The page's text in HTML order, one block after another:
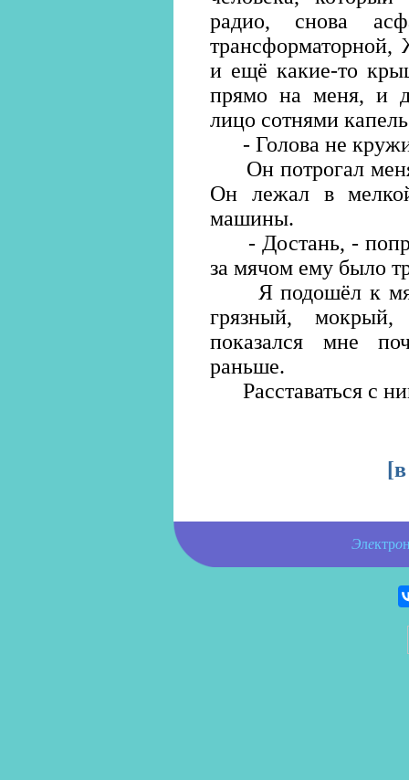
радио, снова
трансформаторной,
и ещё какие-то
прямо на меня, и
лицо сотнями
- Голова не
Он потрогал меня
Он лежал в
машины.
- Достань, -
за мячом ему было
Я подошёл к
грязный,
показался мне
раньше.
Расставаться с
[
Электро